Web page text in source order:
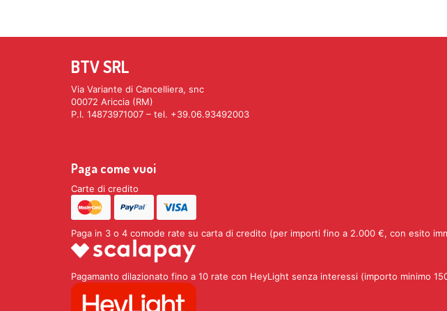
BTV SRL
Via Variante di Cancelliera, snc
00072 Ariccia (RM)
P.I. 14873971007 – tel. +39.06.93492003
Paga come vuoi
Carte di credito
Paga in 3 o 4 comode rate su carta di credito (per importi fino a 2.000 €, con esito
Pagamanto dilazionato fino a 10 rate con HeyLight senza interessi (importo minimo